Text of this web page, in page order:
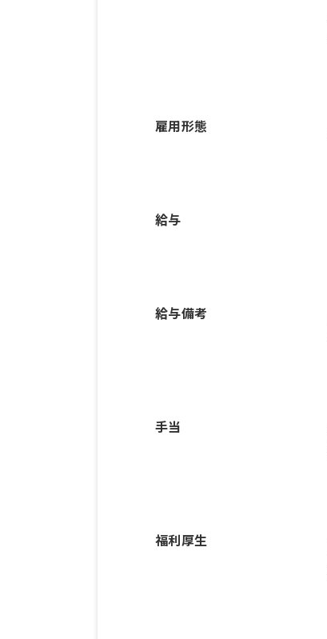
雇用形態
給与
給与備考
手当
福利厚生